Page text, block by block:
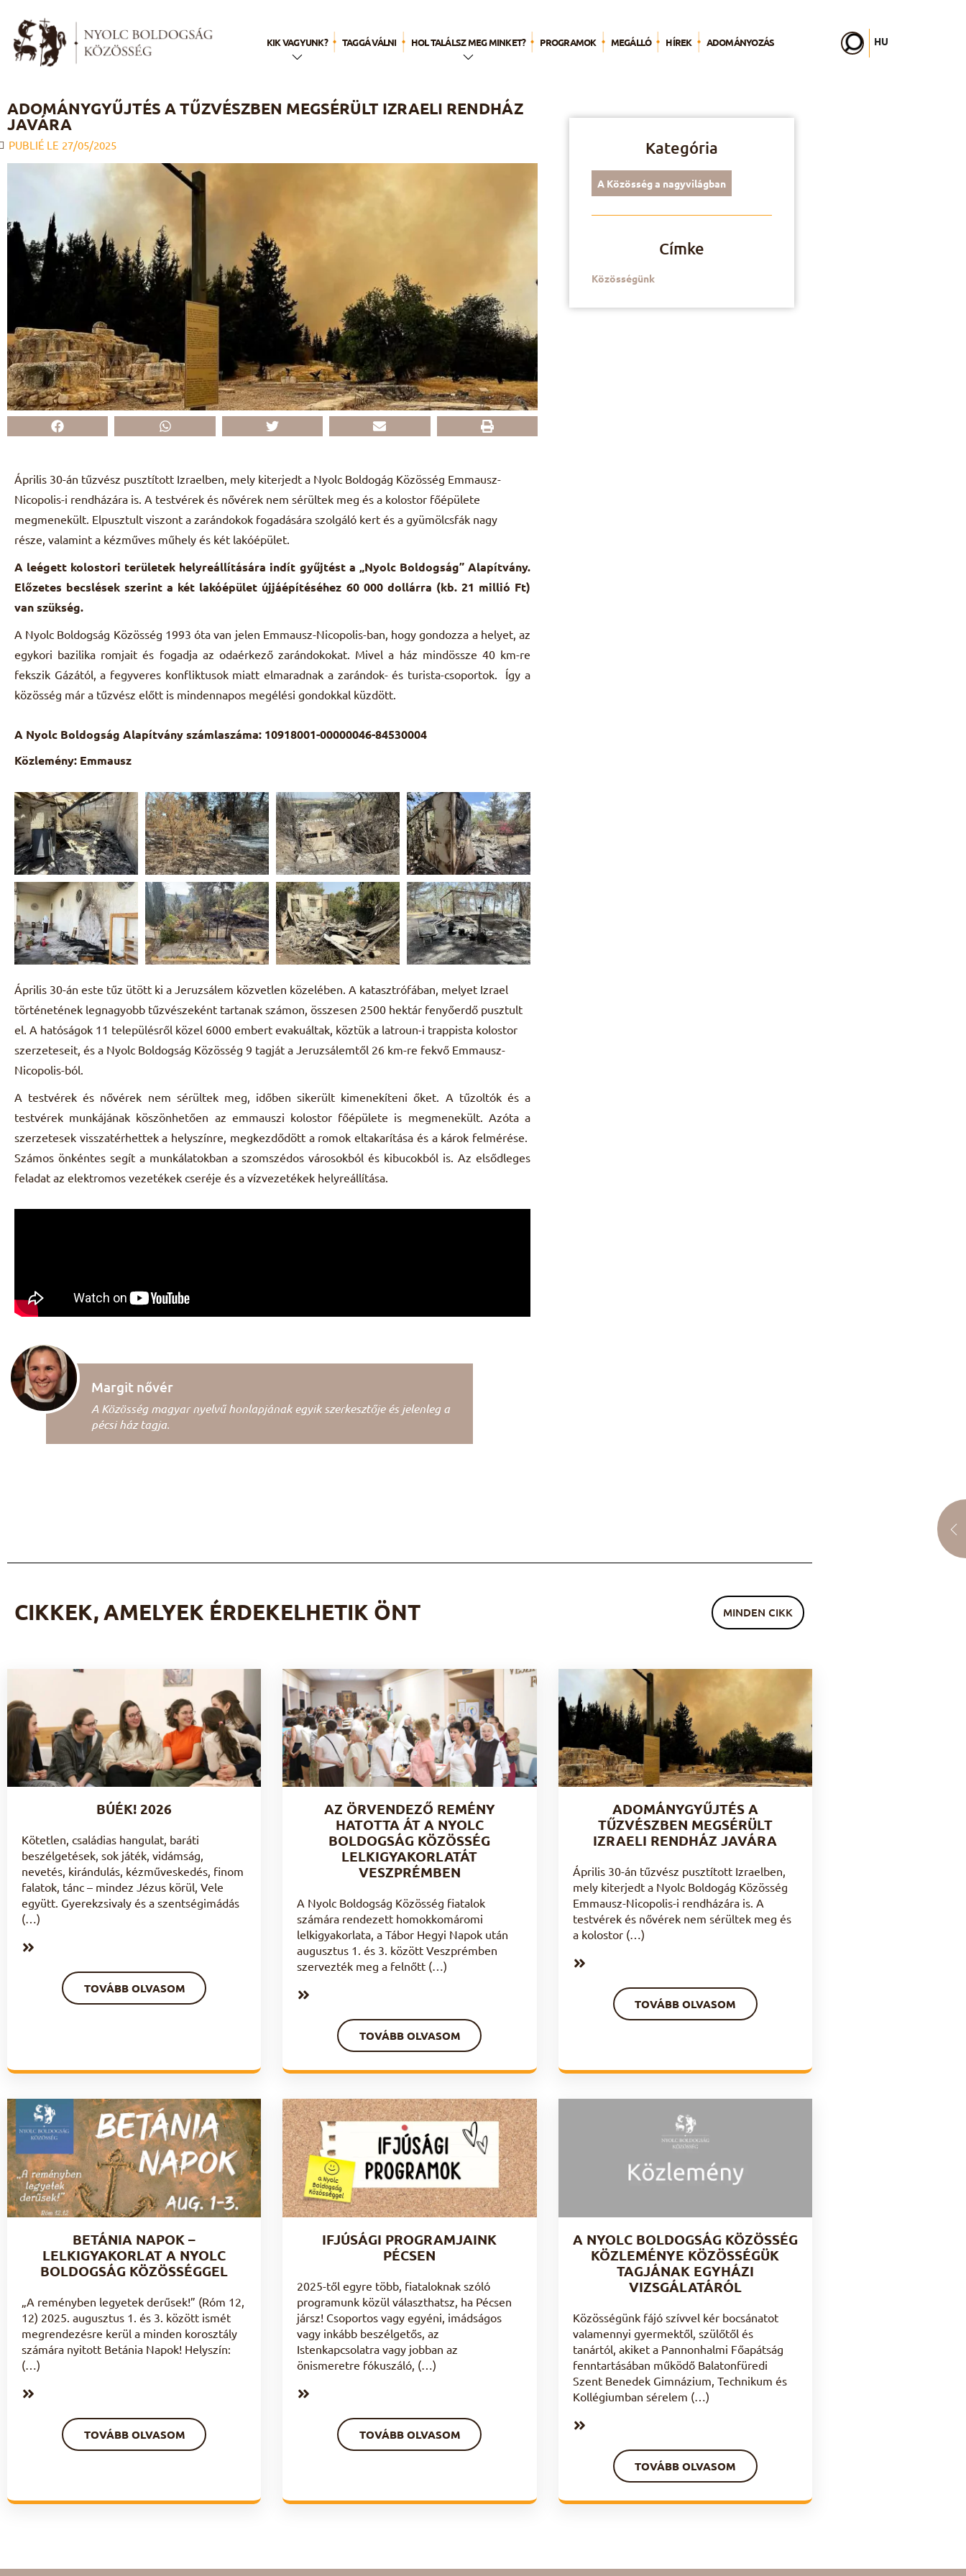
KIK VAGYUNK?
Apostoli
életünk
A Nyolc
Boldogság
Családja
TAGGÁ VÁLNI HOL TALÁLSZ MEG MINKET? PROGRAMOK MEGÁLLÓ HÍREK ADOMÁNYOZÁS
HU
ADOMÁNYGYŰJTÉS A TŰZVÉSZBEN MEGSÉRÜLT IZRAELI RENDHÁZ
JAVÁRA
PUBLIÉ LE 27/05/2025
Április 30-án tűzvész pusztított Izraelben, mely kiterjedt a Nyolc Boldogág Közösség Emmausz-
Nicopolis-i rendházára is. A testvérek és nővérek nem sérültek meg és a kolostor főépülete
megmenekült. Elpusztult viszont a zarándokok fogadására szolgáló kert és a gyümölcsfák nagy
része, valamint a kézműves műhely és két lakóépület.
A leégett kolostori területek helyreállítására indít gyűjtést a „Nyolc Boldogság” Alapítvány.
Előzetes becslések szerint a két lakóépület újjáépítéséhez 60 000 dollárra (kb. 21 millió Ft)
van szükség.
A Nyolc Boldogság Közösség 1993 óta van jelen Emmausz-Nicopolis-ban, hogy gondozza a helyet, az
egykori bazilika romjait és fogadja az odaérkező zarándokokat. Mivel a ház mindössze 40 km-re
fekszik Gázától, a fegyveres konfliktusok miatt elmaradnak a zarándok- és turista-csoportok. Így a
közösség már a tűzvész előtt is mindennapos megélési gondokkal küzdött.
A Nyolc Boldogság Alapítvány számlaszáma: 10918001-00000046-84530004
Közlemény: Emmausz
Április 30-án este tűz ütött ki a Jeruzsálem közvetlen közelében. A katasztrófában, melyet Izrael
történetének legnagyobb tűzvészeként tartanak számon, összesen 2500 hektár fenyőerdő pusztult
el. A hatóságok 11 településről közel 6000 embert evakuáltak, köztük a latroun-i trappista kolostor
szerzeteseit, és a Nyolc Boldogság Közösség 9 tagját a Jeruzsálemtől 26 km-re fekvő Emmausz-
Nicopolis-ból.
A testvérek és nővérek nem sérültek meg, időben sikerült kimenekíteni őket. A tűzoltók és a
testvérek munkájának köszönhetően az emmauszi kolostor főépülete is megmenekült. Azóta a
szerzetesek visszatérhettek a helyszínre, megkezdődött a romok eltakarítása és a károk felmérése.
Számos önkéntes segít a munkálatokban a szomszédos városokból és kibucokból is. Az elsődleges
feladat az elektromos vezetékek cseréje és a vízvezetékek helyreállítása.
Margit nővér
A Közösség magyar nyelvű honlapjának egyik szerkesztője és jelenleg a
pécsi ház tagja.
Kategória
A Közösség a nagyvilágban
Címke
Közösségünk
CIKKEK, AMELYEK ÉRDEKELHETIK ÖNT MINDEN CIKK
BÚÉK! 2026
Kötetlen, családias hangulat, baráti
beszélgetések, sok játék, vidámság,
nevetés, kirándulás, kézműveskedés, finom
falatok, tánc – mindez Jézus körül, Vele
együtt. Gyerekzsivaly és a szentségimádás
(…)
TOVÁBB OLVASOM
AZ ÖRVENDEZŐ REMÉNY
HATOTTA ÁT A NYOLC
BOLDOGSÁG KÖZÖSSÉG
LELKIGYAKORLATÁT
VESZPRÉMBEN
A Nyolc Boldogság Közösség fiatalok
számára rendezett homokkomáromi
lelkigyakorlata, a Tábor Hegyi Napok után
augusztus 1. és 3. között Veszprémben
szervezték meg a felnőtt (…)
TOVÁBB OLVASOM
ADOMÁNYGYŰJTÉS A
TŰZVÉSZBEN MEGSÉRÜLT
IZRAELI RENDHÁZ JAVÁRA
Április 30-án tűzvész pusztított Izraelben,
mely kiterjedt a Nyolc Boldogág Közösség
Emmausz-Nicopolis-i rendházára is. A
testvérek és nővérek nem sérültek meg és
a kolostor (…)
TOVÁBB OLVASOM
BETÁNIA NAPOK –
LELKIGYAKORLAT A NYOLC
BOLDOGSÁG KÖZÖSSÉGGEL
„A reményben legyetek derűsek!” (Róm 12,
12) 2025. augusztus 1. és 3. között ismét
megrendezésre kerül a minden korosztály
számára nyitott Betánia Napok! Helyszín:
(…)
TOVÁBB OLVASOM
IFJÚSÁGI PROGRAMJAINK
PÉCSEN
2025-től egyre több, fiataloknak szóló
programunk közül választhatsz, ha Pécsen
jársz! Csoportos vagy egyéni, imádságos
vagy inkább beszélgetős, az
Istenkapcsolatra vagy jobban az
önismeretre fókuszáló, (…)
TOVÁBB OLVASOM
A NYOLC BOLDOGSÁG KÖZÖSSÉG
KÖZLEMÉNYE KÖZÖSSÉGÜK
TAGJÁNAK EGYHÁZI
VIZSGÁLATÁRÓL
Közösségünk fájó szívvel kér bocsánatot
valamennyi gyermektől, szülőtől és
tanártól, akiket a Pannonhalmi Főapátság
fenntartásában működő Balatonfüredi
Szent Benedek Gimnázium, Technikum és
Kollégiumban sérelem (…)
TOVÁBB OLVASOM